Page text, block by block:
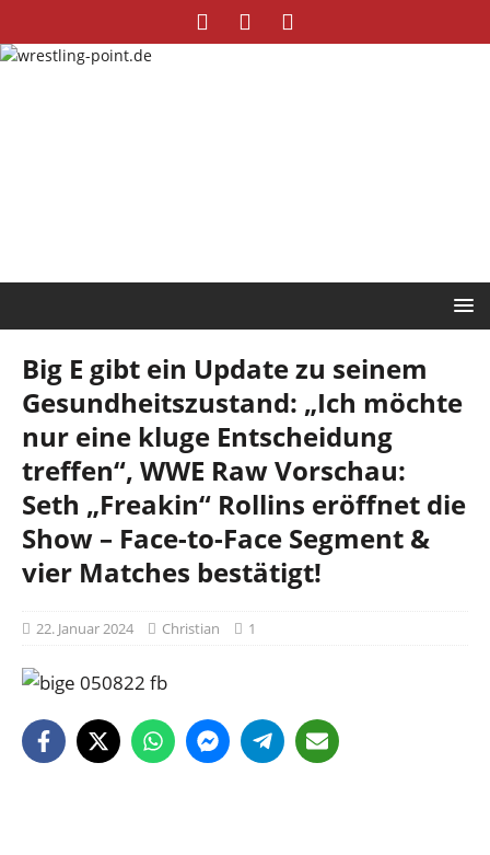
Big E gibt ein Update zu seinem
Gesundheitszustand: „Ich möchte
nur eine kluge Entscheidung
treffen“, WWE Raw Vorschau:
Seth „Freakin“ Rollins eröffnet die
Show – Face-to-Face Segment &
vier Matches bestätigt!
22. Januar 2024 Christian 1